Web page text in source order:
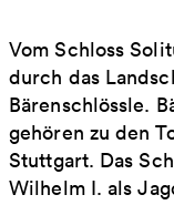
Vom Schloss
durch das
Bärenschlössle.
gehören zu den
Stuttgart. Das
Wilhelm I. als